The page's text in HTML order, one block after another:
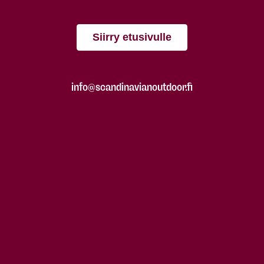
Siirry etusivulle
info@scandinavianoutdoor.fi